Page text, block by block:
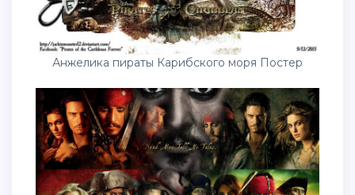
Анжелика пираты Карибского моря Постер